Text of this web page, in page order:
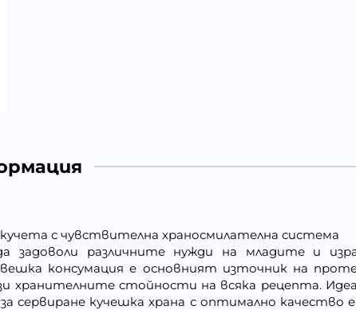
с чувствителна храносмилателна система
задоволи различните нужди на младите и
консумация е основният източник на
хранителните стойности на всяка рецепта.
сервиране кучешка храна с оптимално качество